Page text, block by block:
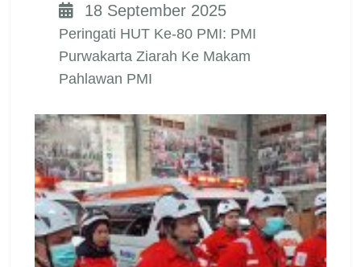
18 September 2025
Peringati HUT Ke-80 PMI: PMI
Purwakarta Ziarah Ke Makam
Pahlawan PMI